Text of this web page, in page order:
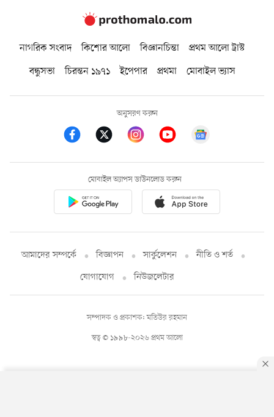
নাগরিক সংবাদ কিশোর আলো বিজ্ঞানচিন্তা
প্রথম আলো ট্রাস্ট
বন্ধুসভা
চিরন্তন ১৯৭১ ইপেপার প্রথমা মোবাইল ভ্যাস
অনুসরণ করুন
মোবাইল অ্যাপস ডাউনলোড করুন
আমাদের সম্পর্কে বিজ্ঞাপন সার্কুলেশন
নীতি ও শর্ত
যোগাযোগ
নিউজলেটার
স্বত্ব © ১৯৯৮-২০২৬ প্রথম আলো
সম্পাদক ও প্রকাশক: মতিউর রহমান